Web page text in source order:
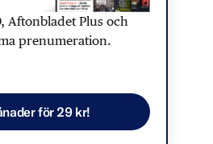
Aftonbladet Plus och
prenumeration.
för 29 kr!